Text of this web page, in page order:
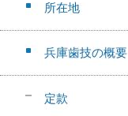
所在地
兵庫歯技の概要
定款